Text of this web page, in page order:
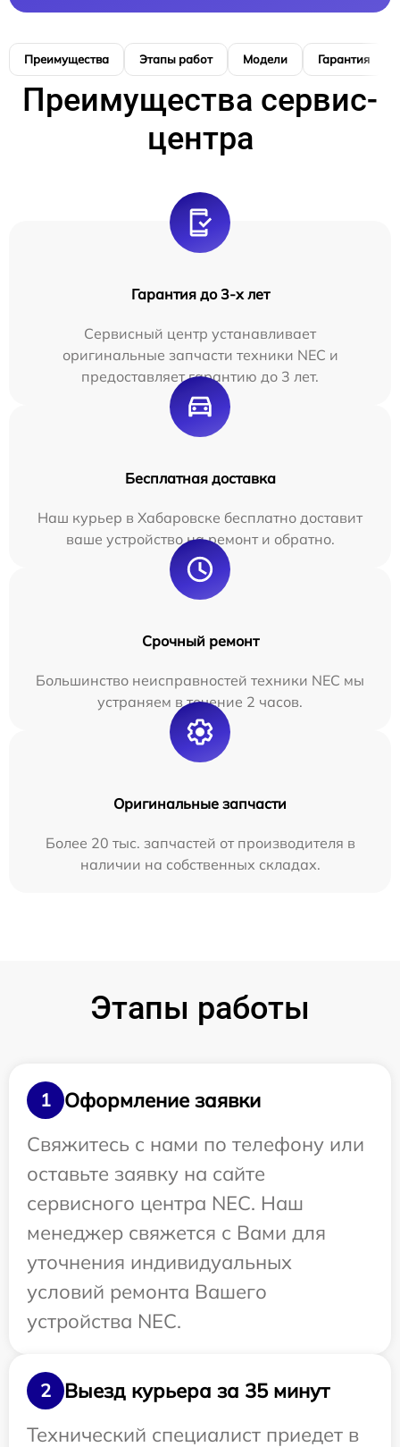
Преимущества Этапы работ Модели Гарантия
Преимущества сервис-
центра
Гарантия до 3-х лет
Сервисный центр устанавливает
оригинальные запчасти техники NEC и
предоставляет гарантию до 3 лет.
Бесплатная доставка
Наш курьер в Хабаровске бесплатно доставит
ваше устройство на ремонт и обратно.
Срочный ремонт
Большинство неисправностей техники NEC мы
устраняем в течение 2 часов.
Оригинальные запчасти
Более 20 тыс. запчастей от производителя в
наличии на собственных складах.
Этапы работы
1
Оформление заявки
Свяжитесь с нами по телефону или
оставьте заявку на сайте
сервисного центра NEC. Наш
менеджер свяжется с Вами для
уточнения индивидуальных
условий ремонта Вашего
устройства NEC.
2
Выезд курьера за 35 минут
Технический специалист приедет в